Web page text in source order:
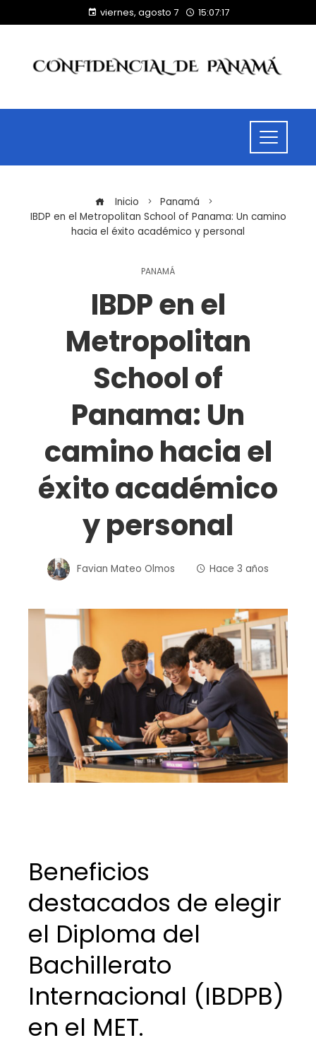
viernes, agosto 7 15:07:18
Inicio
Panamá
IBDP en el Metropolitan School of Panama: Un camino
hacia el éxito académico y personal
PANAMÁ
IBDP en el
Metropolitan
School of
Panama: Un
camino hacia el
éxito académico
y personal
Favian Mateo Olmos Hace 3 años
Beneficios
destacados de elegir
el Diploma del
Bachillerato
Internacional (IBDPB)
en el MET.